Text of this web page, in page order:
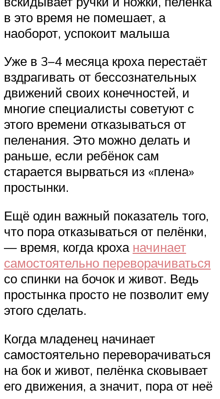
в это время не помешает, а
наоборот, успокоит малыша
Уже в 3–4 месяца кроха перестаёт
вздрагивать от бессознательных
движений своих конечностей, и
многие специалисты советуют с
этого времени отказываться от
пеленания. Это можно делать и
раньше, если ребёнок сам
старается вырваться из «плена»
простынки.
Ещё один важный показатель того,
что пора отказываться от пелёнки,
— время, когда кроха начинает
самостоятельно переворачиваться
со спинки на бочок и живот. Ведь
простынка просто не позволит ему
этого сделать.
Когда младенец начинает
самостоятельно переворачиваться
на бок и живот, пелёнка сковывает
его движения, а значит, пора от неё